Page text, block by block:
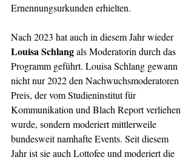
Ernennungsurkunden erhielten.
Nach 2023 hat auch in diesem Jahr wieder
Louisa Schlang als Moderatorin durch das
Programm geführt. Louisa Schlang gewann
nicht nur 2022 den Nachwuchsmoderatoren
Preis, der vom Studieninstitut für
Kommunikation und Blach Report verliehen
wurde, sondern moderiert mittlerweile
bundesweit namhafte Events. Seit diesem
Jahr ist sie auch Lottofee und moderiert die